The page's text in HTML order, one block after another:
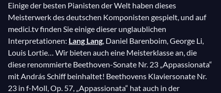
Einige der besten Pianisten der Welt haben dieses
Meisterwerk des deutschen Komponisten gespielt, und auf
medici.tv finden Sie einige dieser unglaublichen
Interpretationen: Lang Lang, Daniel Barenboim, George Li,
Louis Lortie… Wir bieten auch eine Meisterklasse an, die
diese renommierte Beethoven-Sonate Nr. 23 „Appassionata“
mit András Schiff beinhaltet! Beethovens Klaviersonate Nr.
23 in f-Moll, Op. 57, „Appassionata“ hat auch in der